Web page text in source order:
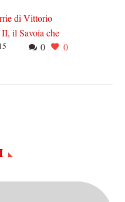
di Vittorio
il Savoia che
0 0